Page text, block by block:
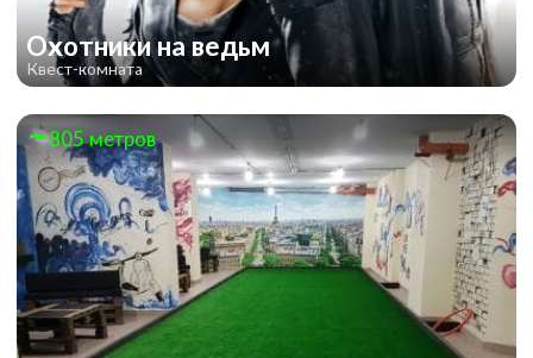
Охотники на ведьм
Квест-комната
805 метров